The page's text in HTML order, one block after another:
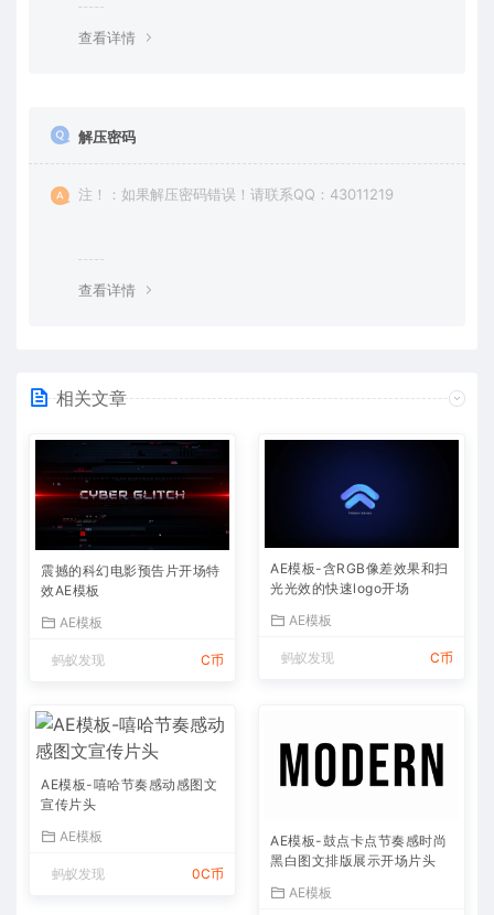
查看详情
解压密码
注！：如果解压密码错误！请联系QQ：43011219
查看详情
相关文章
震撼的科幻电影预告片开场特
效AE模板
AE模板
蚂蚁发现 C币
AE模板-含RGB像差效果和扫
光光效的快速logo开场
AE模板
蚂蚁发现 C币
AE模板-嘻哈节奏感动感图文
宣传片头
AE模板
蚂蚁发现 0C币
AE模板-鼓点卡点节奏感时尚
黑白图文排版展示开场片头
AE模板